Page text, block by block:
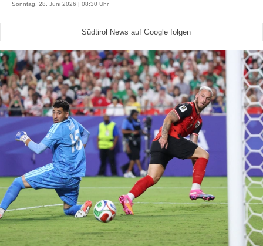
Sonntag, 28. Juni 2026 | 08:30 Uhr
Südtirol News auf Google folgen